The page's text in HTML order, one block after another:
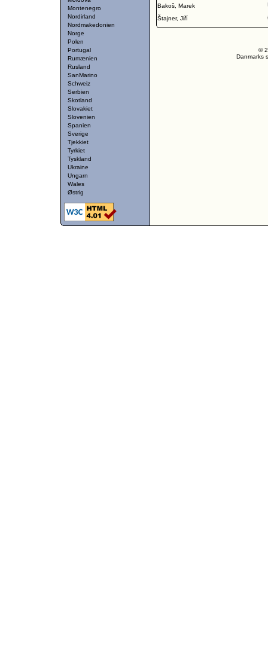
Montenegro
Nordirland
Nordmakedonien
Norge
Polen
Portugal
Rumænien
Rusland
SanMarino
Schweiz
Serbien
Skotland
Slovakiet
Slovenien
Spanien
Sverige
Tjekkiet
Tyrkiet
Tyskland
Ukraine
Ungarn
Wales
Østrig
Bakoš, Marek
Štajner, Jiří
©
Danmarks